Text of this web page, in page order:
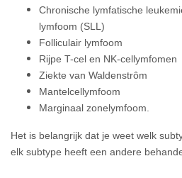
Chronische lymfatische
lymfoom (SLL)
Folliculair lymfoom
Rijpe T-cel en NK-cellymfomen
Ziekte van Waldenstrôm
Mantelcellymfoom
Marginaal zonelymfoom.
Het is belangrijk dat je weet welk
elk subtype heeft een andere